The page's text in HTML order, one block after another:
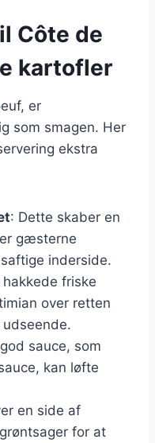
Côte de
kartofler
er
som smagen. Her
ekstra
: Dette skaber en
gæsterne
inderside.
hakkede friske
over retten
sauce, som
kan løfte
en side af
for at